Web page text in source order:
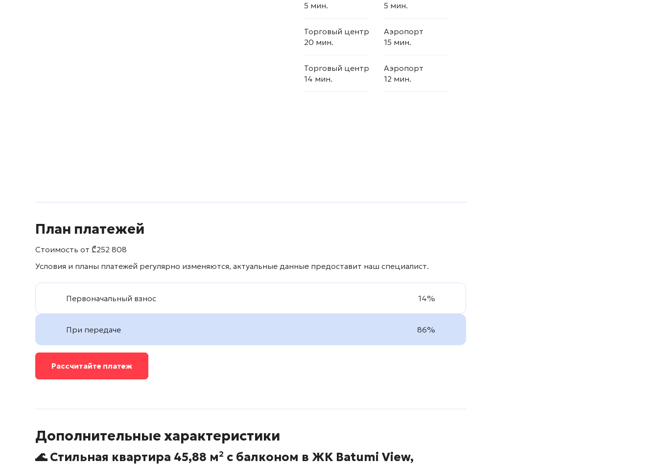
5 мин.
5 мин.
Торговый центр
20 мин.
Аэропорт
15 мин.
Торговый центр
14 мин.
Аэропорт
12 мин.
План платежей
Стоимость от ₾252 808
Условия и планы платежей регулярно изменяются, актуальные данные предоставит наш специалист.
Первоначальный взнос 14%
При передаче 86%
Рассчитайте платеж
Дополнительные характеристики
🌊 Стильная квартира 45,88 м² с балконом в ЖК Batumi View,